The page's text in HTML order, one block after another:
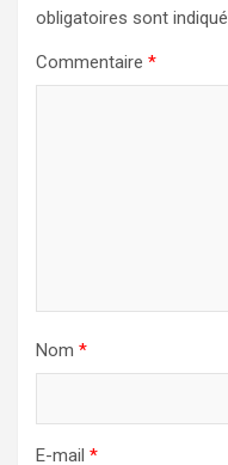
obligatoires sont
Commentaire *
Nom *
E-mail *